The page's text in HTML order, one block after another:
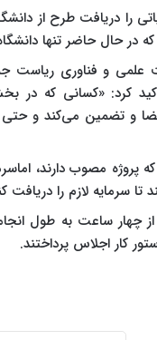
را دریافت طرح از
در حال حاضر تنها
علمی و فناوری ریاست
کرد: «کسانی که در
و تضمین می‌کند و حتی
پروژه مصوب دارند،
تا سرمایه لازم را دریافت
ساعت به طول
کار اجلاس پرداختند.